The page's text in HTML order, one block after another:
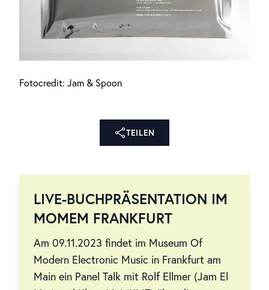
Fotocredit: Jam & Spoon
TEILEN
LIVE-BUCHPRÄSENTATION IM
MOMEM FRANKFURT
Am 09.11.2023 findet im Museum Of
Modern Electronic Music in Frankfurt am
Main ein Panel Talk mit Rolf Ellmer (Jam El